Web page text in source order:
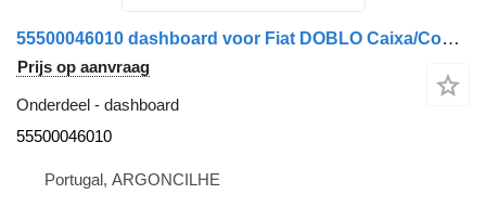
55500046010 dashboard voor Fiat DOBLO Caixa/Combi (263_) | 10 auto
Prijs op aanvraag
Onderdeel - dashboard
55500046010
Portugal, ARGONCILHE